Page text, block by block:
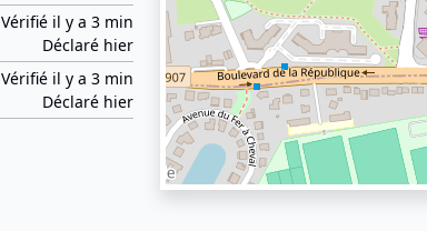
Vérifié il y a 3 min
Déclaré hier
Vérifié il y a 3 min
Déclaré hier